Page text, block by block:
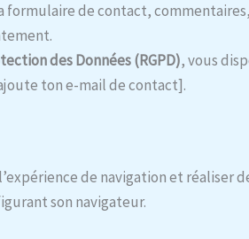
de contact,
des Données (RGPD), vous
ton e-mail de contact].
de navigation et réaliser
son navigateur.